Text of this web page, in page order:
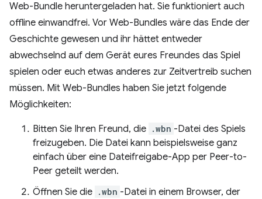
Web-Bundle heruntergeladen hat. Sie funktioniert auch
offline einwandfrei. Vor Web-Bundles wäre das Ende der
Geschichte gewesen und ihr hättet entweder
abwechselnd auf dem Gerät eures Freundes das Spiel
spielen oder euch etwas anderes zur Zeitvertreib suchen
müssen. Mit Web-Bundles haben Sie jetzt folgende
Möglichkeiten:
Bitten Sie Ihren Freund, die .wbn -Datei des Spiels
freizugeben. Die Datei kann beispielsweise ganz
einfach über eine Dateifreigabe-App per Peer-to-
Peer geteilt werden.
Öffnen Sie die .wbn -Datei in einem Browser, der